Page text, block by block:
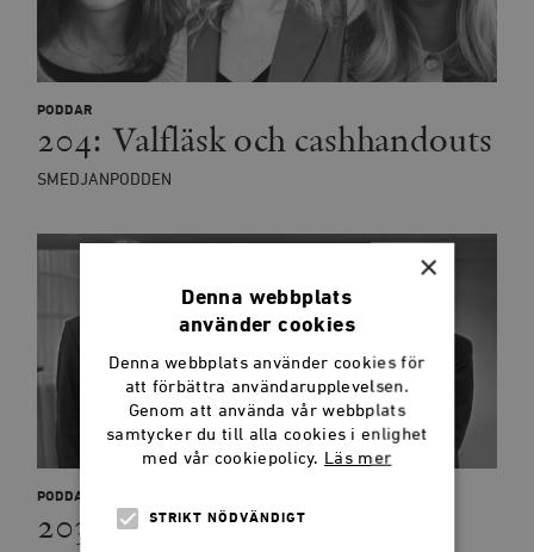
PODDAR
204: Valfläsk och cashhandouts
SMEDJANPODDEN
PODDAR
203: Nato 101
×
Denna webbplats
använder cookies
Denna webbplats använder cookies för
att förbättra användarupplevelsen.
Genom att använda vår webbplats
samtycker du till alla cookies i enlighet
med vår cookiepolicy. Läs mer
STRIKT NÖDVÄNDIGT